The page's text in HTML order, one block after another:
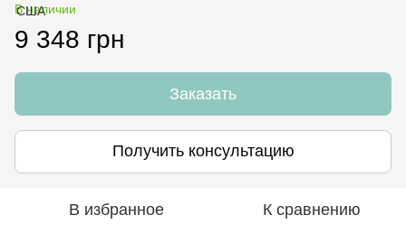
В наличии
9 348 грн
Заказать
Получить консультацию
В избранное К сравнению